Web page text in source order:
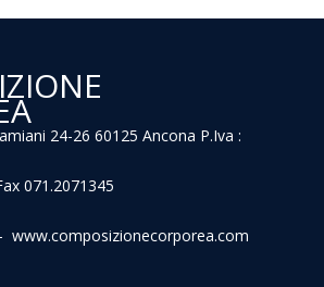
24-26 60125 Ancona P.Iva :
071.2071345
www.composizionecorporea.com